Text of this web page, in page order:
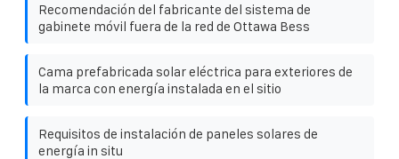
Recomendación del fabricante del sistema de
gabinete móvil fuera de la red de Ottawa Bess
Cama prefabricada solar eléctrica para exteriores de
la marca con energía instalada en el sitio
Requisitos de instalación de paneles solares de
energía in situ